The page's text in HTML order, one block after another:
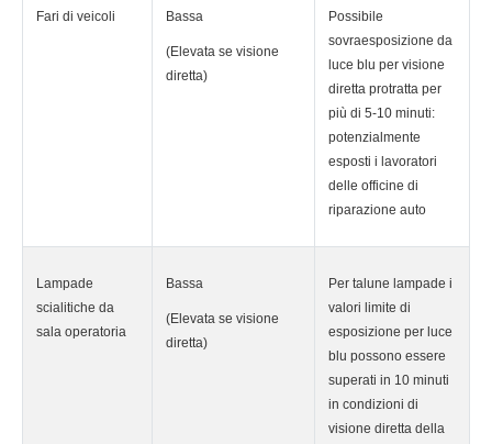
Fari di veicoli Bassa
(Elevata se visione
diretta)
Possibile
sovraesposizione da
luce blu per visione
diretta protratta per
più di 5-10 minuti:
potenzialmente
esposti i lavoratori
delle officine di
riparazione auto
Lampade
scialitiche da
sala operatoria
Bassa
(Elevata se visione
diretta)
Per talune lampade i
valori limite di
esposizione per luce
blu possono essere
superati in 10 minuti
in condizioni di
visione diretta della